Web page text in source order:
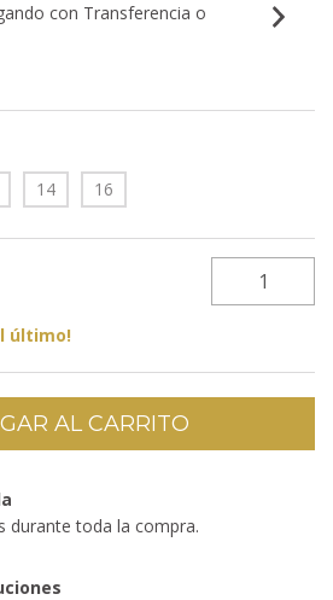
con Transferencia o
14 16
último!
durante toda la compra.